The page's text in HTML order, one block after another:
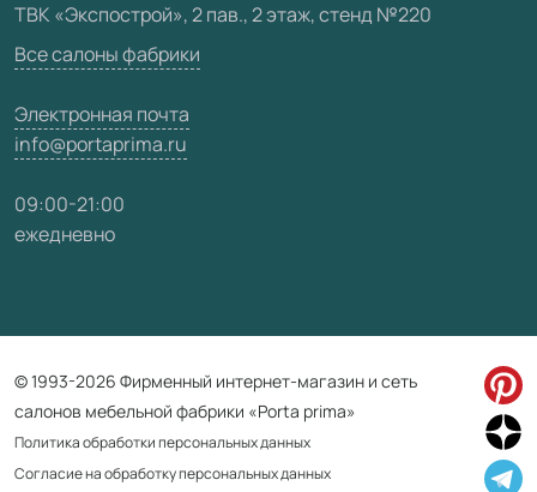
Карта сайта
ТВК «Экспострой», 2 пав., 2 этаж, стенд №220
Все салоны фабрики
Электронная почта
info@portaprima.ru
09:00-21:00
ежедневно
© 1993-2026 Фирменный интернет-магазин и сеть
салонов мебельной фабрики «Porta prima»
Политика обработки персональных данных
Согласие на обработку персональных данных